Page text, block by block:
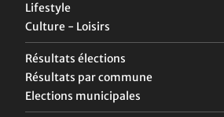
Lifestyle
Culture - Loisirs
Résultats élections
Résultats par commune
Elections municipales